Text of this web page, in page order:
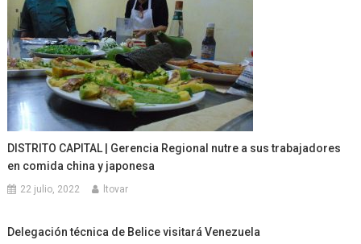
DISTRITO CAPITAL | Gerencia Regional nutre a sus trabajadores
en comida china y japonesa
22 julio, 2022 ltovar
Delegación técnica de Belice visitará Venezuela